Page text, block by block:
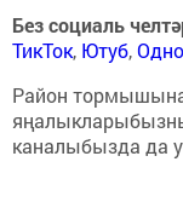
Без социаль
ТикТок, Ютуб,
Район
каналыбызда да